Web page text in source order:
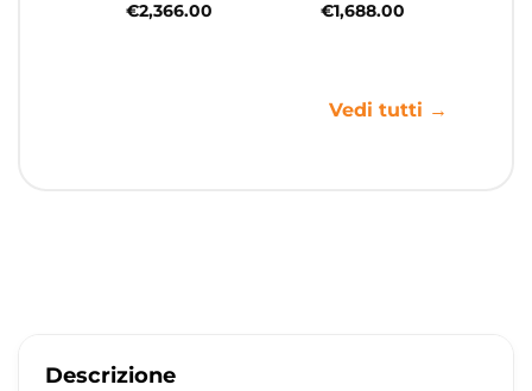
€2,366.00
€1,688.00
Vedi tutti →
Descrizione